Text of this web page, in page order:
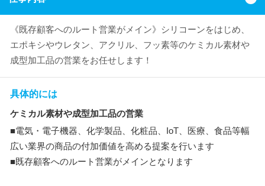
《既存顧客へのルート営業がメイン》シリコーンをはじめ、
エポキシやウレタン、アクリル、フッ素等のケミカル素材や
成型加工品の営業をお任せします！
具体的には
ケミカル素材や成型加工品の営業
■電気・電子機器、化学製品、化粧品、IoT、医療、食品等幅
広い業界の商品の付加価値を高める提案を行います
■既存顧客へのルート営業がメインとなります